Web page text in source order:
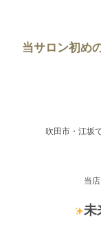
当サロン初め
吹田市・江坂
当
未